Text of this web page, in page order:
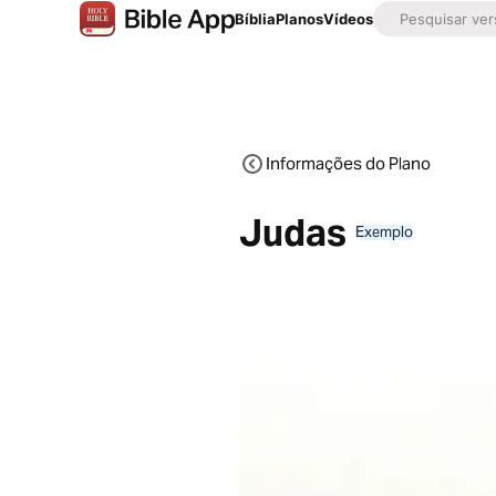
BíbliaPlanosVídeos
Informações do Plano
Judas Exemplo